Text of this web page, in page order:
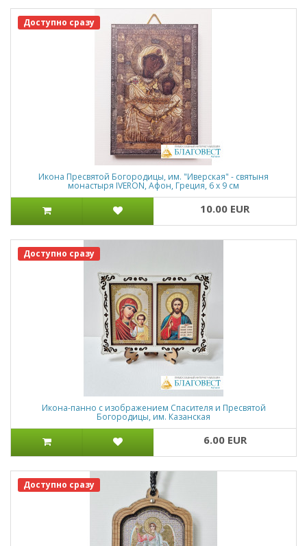
Доступно сразу
Икона Пресвятой Богородицы, им. "Иверская" - святыня
монастыря IVERON, Афон, Греция, 6 х 9 см
10.00 EUR
Доступно сразу
Икона-панно с изображением Спасителя и Пресвятой
Богородицы, им. Казанская
6.00 EUR
Доступно сразу